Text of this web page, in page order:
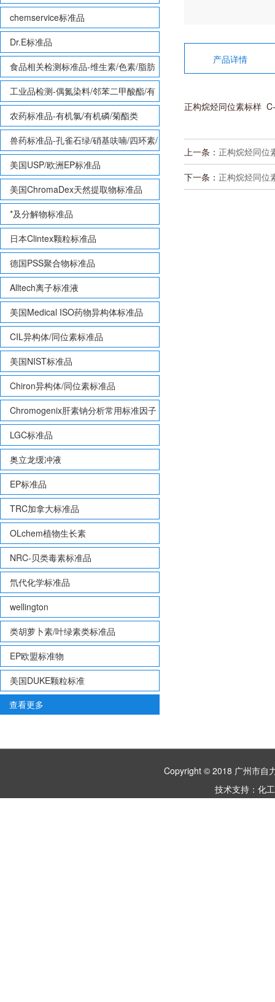
chemservice标准品
Dr.E标准品
食品相关检测标准品-维生素/色素/脂肪
酸甲酯等
工业品检测-偶氮染料/邻苯二甲酸酯/有
机锡/多溴联苯/多溴联苯醚/多氯联苯
农药标准品-有机氯/有机磷/菊酯类
兽药标准品-孔雀石绿/硝基呋喃/四环素/
磺胺等
美国USP/欧洲EP标准品
美国ChromaDex天然提取物标准品
*及分解物标准品
日本Clintex颗粒标准品
德国PSS聚合物标准品
Alltech离子标准液
美国Medical ISO药物异构体标准品
CIL异构体/同位素标准品
美国NIST标准品
Chiron异构体/同位素标准品
Chromogenix肝素钠分析常用标准因子
LGC标准品
奥立龙缓冲液
EP标准品
TRC加拿大标准品
OLchem植物生长素
NRC-贝类毒素标准品
氘代化学标准品
wellington
类胡萝卜素/叶绿素类标准品
EP欧盟标准物
美国DUKE颗粒标准
查看更多
产品详情
正构烷烃同位素标样
上一条： 正构烷烃同位
下一条： 正构烷烃同位
Copyright © 2018 广州市
技术支持： 化